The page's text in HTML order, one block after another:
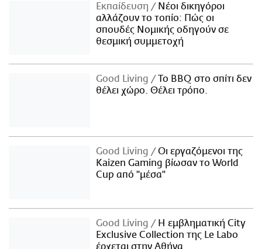
Εκπαίδευση
Νέοι δικηγόροι
αλλάζουν το τοπίο: Πώς οι
σπουδές Νομικής οδηγούν σε
θεσμική συμμετοχή
Good Living
Το BBQ στο σπίτι δεν
θέλει χώρο. Θέλει τρόπο.
Good Living
Οι εργαζόμενοι της
Kaizen Gaming βίωσαν το World
Cup από "μέσα"
Good Living
Η εμβληματική City
Exclusive Collection της Le Labo